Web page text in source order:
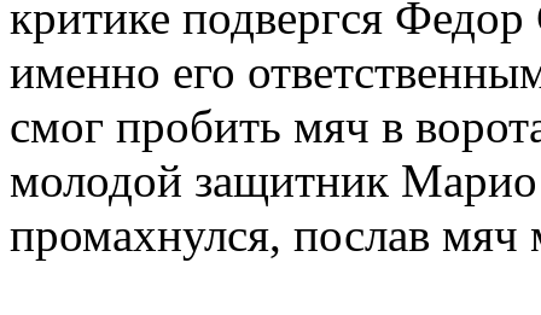
критике подвергся
именно его
смог пробить мяч в
молодой защитник
промахнулся, послав мяч